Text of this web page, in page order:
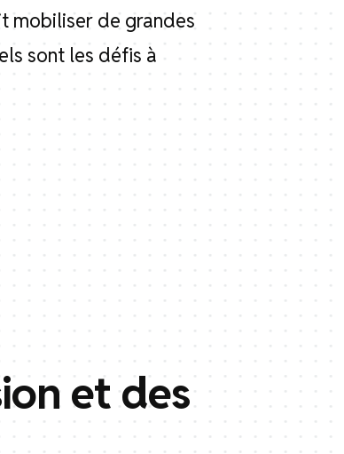
mobiliser de grandes
sont les défis à
et des